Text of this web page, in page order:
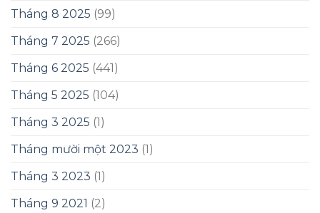
Tháng 8 2025 (99)
Tháng 7 2025 (266)
Tháng 6 2025 (441)
Tháng 5 2025 (104)
Tháng 3 2025 (1)
Tháng mười một 2023 (1)
Tháng 3 2023 (1)
Tháng 9 2021 (2)